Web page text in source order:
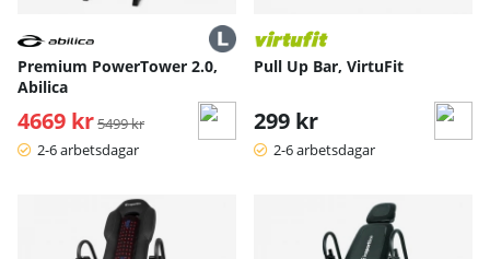
Premium PowerTower 2.0,
Abilica
4669 kr Ordinarie pris:
5499 kr
2-6 arbetsdagar
Pull Up Bar, VirtuFit
299 kr
2-6 arbetsdagar